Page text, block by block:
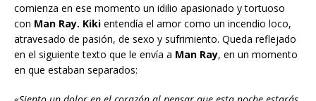
comienza en ese momento un idilio apasionado y tortuoso
con Man Ray. Kiki entendía el amor como un incendio loco,
atravesado de pasión, de sexo y sufrimiento. Queda reflejado
en el siguiente texto que le envía a Man Ray, en un momento
en que estaban separados: